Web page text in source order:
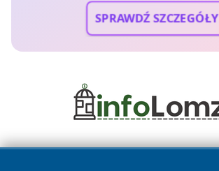
SPRAWDŹ SZCZEGÓŁY